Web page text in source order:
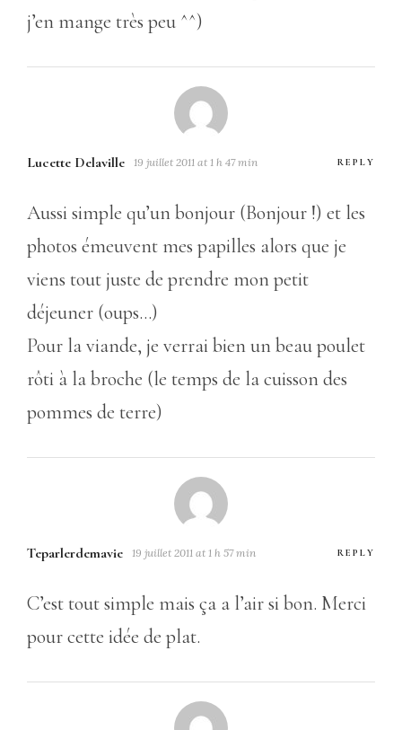
j’en mange très peu ^^)
Lucette Delaville 19 juillet 2011 at 1 h 47 min REPLY
Aussi simple qu’un bonjour (Bonjour !) et les
photos émeuvent mes papilles alors que je
viens tout juste de prendre mon petit
déjeuner (oups…)
Pour la viande, je verrai bien un beau poulet
rôti à la broche (le temps de la cuisson des
pommes de terre)
Teparlerdemavie 19 juillet 2011 at 1 h 57 min REPLY
C’est tout simple mais ça a l’air si bon. Merci
pour cette idée de plat.